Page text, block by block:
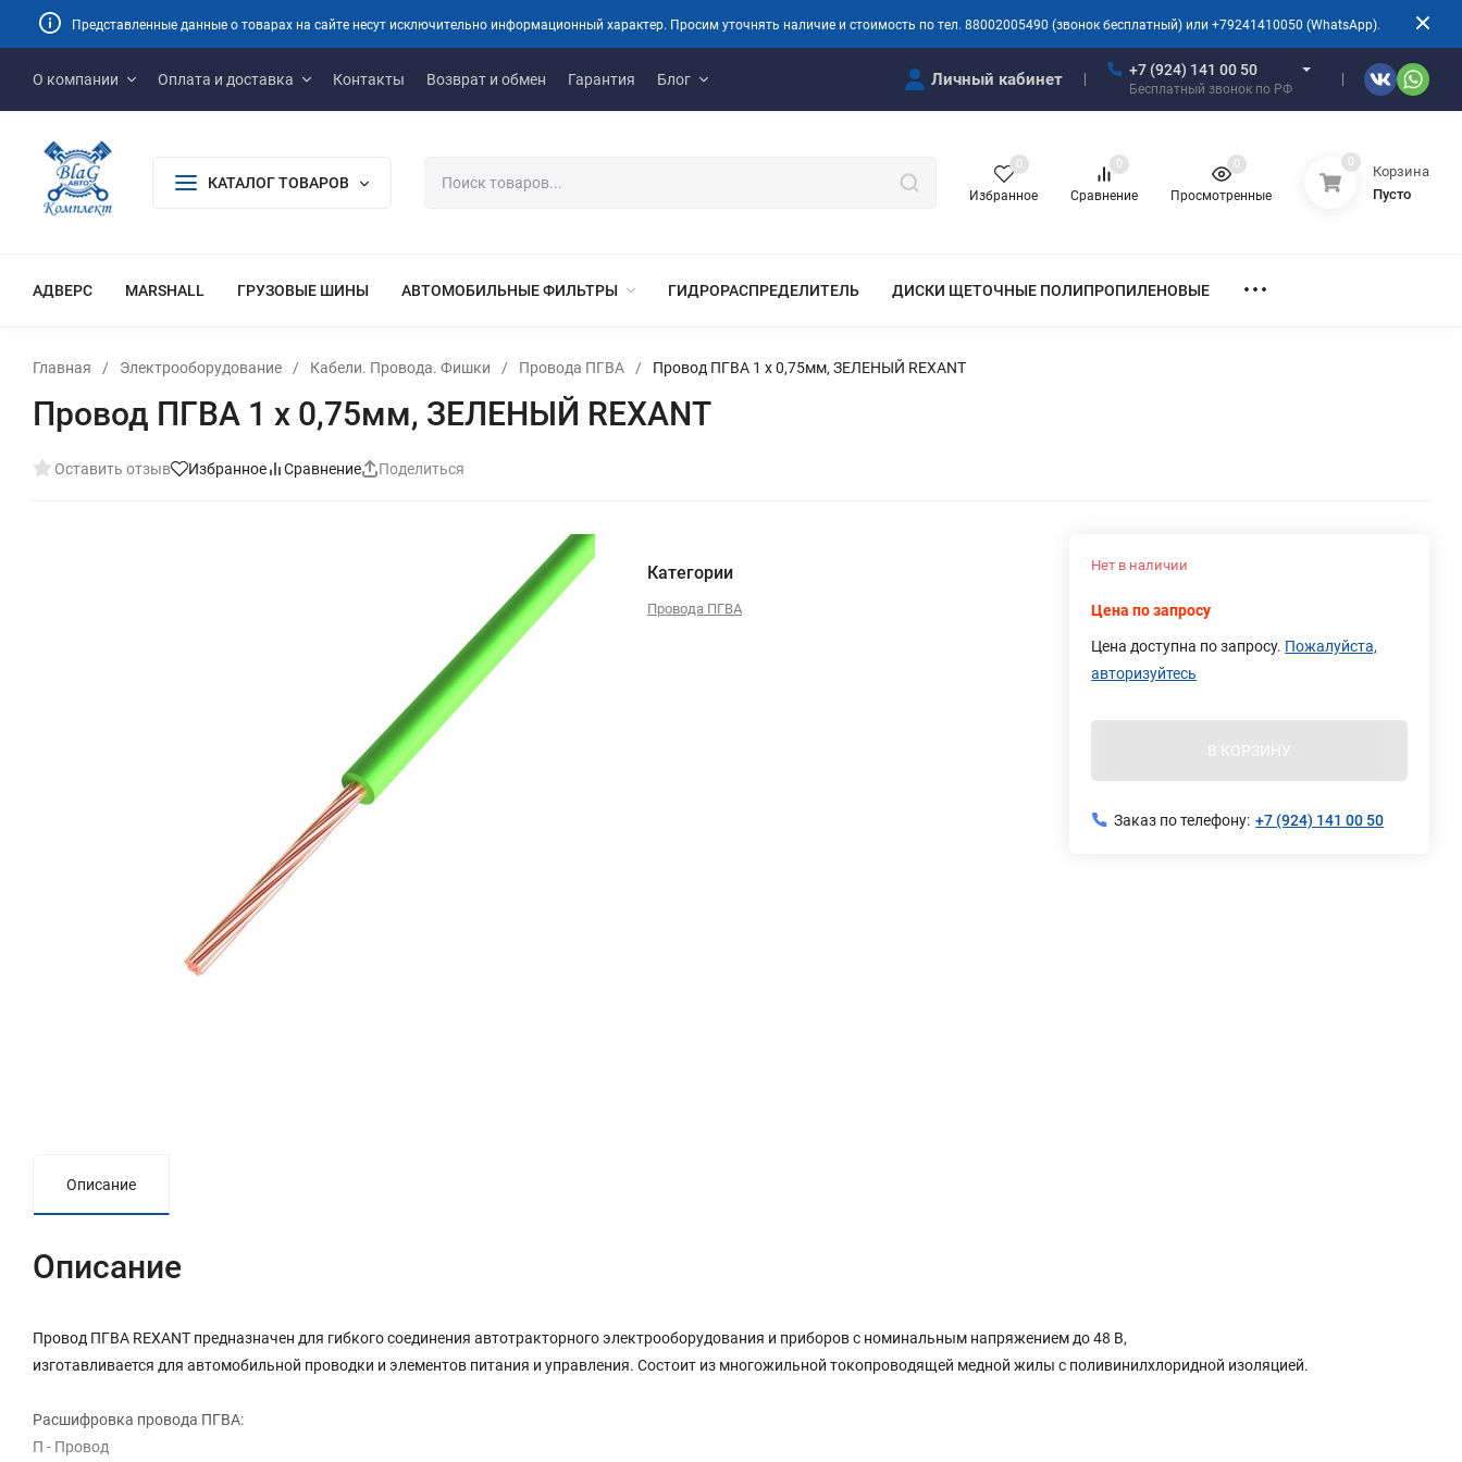
Представленные данные о товарах на сайте несут исключительно информационный характер. Просим уточнять наличие и стоимость по тел. 88002005490 (звонок бесплатный) или +79241410050 (WhatsApp).
О компании Оплата и доставка Контакты Возврат и обмен Гарантия Блог Личный кабинет +7 (924) 141 00 50
Бесплатный звонок по РФ
КАТАЛОГ ТОВАРОВ
Избранное
0
Сравнение
0
Просмотренные
0 0
Корзина
Пусто
АДВЕРС MARSHALL ГРУЗОВЫЕ ШИНЫ АВТОМОБИЛЬНЫЕ ФИЛЬТРЫ ГИДРОРАСПРЕДЕЛИТЕЛЬ ДИСКИ ЩЕТОЧНЫЕ ПОЛИПРОПИЛЕНОВЫЕ
Главная / Электрооборудование / Кабели. Провода. Фишки / Провода ПГВА / Провод ПГВА 1 х 0,75мм, ЗЕЛЕНЫЙ REXANT
Провод ПГВА 1 х 0,75мм, ЗЕЛЕНЫЙ REXANT
Оставить отзыв Избранное Сравнение Поделиться
Категории
Провода ПГВА
Нет в наличии
Цена по запросу
Цена доступна по запросу. Пожалуйста,
авторизуйтесь
В КОРЗИНУ
Заказ по телефону: +7 (924) 141 00 50
Описание
Описание
Провод ПГВА REXANT предназначен для гибкого соединения автотракторного электрооборудования и приборов с номинальным напряжением до 48 В,
изготавливается для автомобильной проводки и элементов питания и управления. Состоит из многожильной токопроводящей медной жилы с поливинилхлоридной изоляцией.
Расшифровка провода ПГВА:
П - Провод